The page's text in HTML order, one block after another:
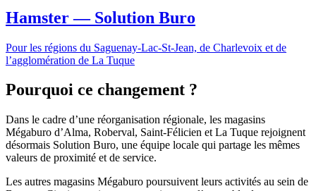
Hamster — Solution Buro
Pour les régions du Saguenay-Lac-St-Jean, de Charlevoix et de
l’agglomération de La Tuque
Pourquoi ce changement ?
Dans le cadre d’une réorganisation régionale, les magasins
Mégaburo d’Alma, Roberval, Saint-Félicien et La Tuque rejoignent
désormais Solution Buro, une équipe locale qui partage les mêmes
valeurs de proximité et de service.
Les autres magasins Mégaburo poursuivent leurs activités au sein de